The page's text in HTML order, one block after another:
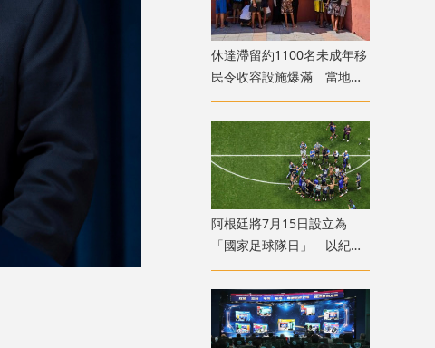
​休達滯留約1100名未成年移
民令收容設施爆滿 當地冀
移送西班牙本土
​阿根廷將7月15日設立為
「國家足球隊日」 以紀念
世盃挫英格蘭